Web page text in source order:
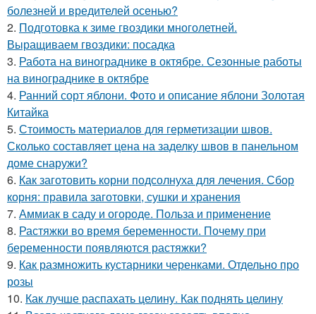
болезней и вредителей осенью?
2. Подготовка к зиме гвоздики многолетней.
Выращиваем гвоздики: посадка
3. Работа на винограднике в октябре. Сезонные работы
на винограднике в октябре
4. Ранний сорт яблони. Фото и описание яблони Золотая
Китайка
5. Стоимость материалов для герметизации швов.
Сколько составляет цена на заделку швов в панельном
доме снаружи?
6. Как заготовить корни подсолнуха для лечения. Сбор
корня: правила заготовки, сушки и хранения
7. Аммиак в саду и огороде. Польза и применение
8. Растяжки во время беременности. Почему при
беременности появляются растяжки?
9. Как размножить кустарники черенками. Отдельно про
розы
10. Как лучше распахать целину. Как поднять целину